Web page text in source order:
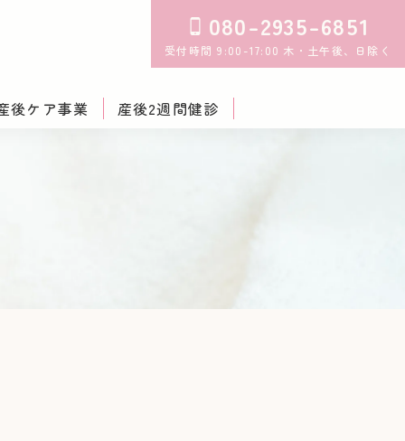
後ケア事業 産後2週間健診
080-2935-6851
受付時間 9:00-17:00 木・土午後、日除く